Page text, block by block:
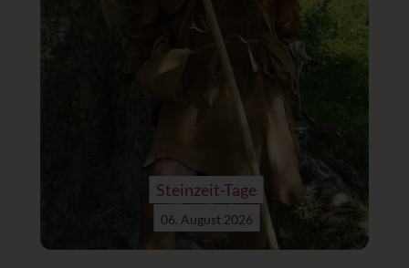
Steinzeit-Tage
06. August 2026